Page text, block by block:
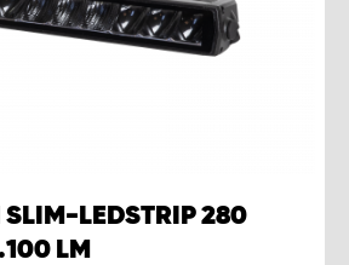
SLIM-LEDSTRIP 280
LM